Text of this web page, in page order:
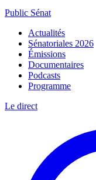
Public Sénat
Actualités
Sénatoriales 2026
Émissions
Documentaires
Podcasts
Programme
Le direct